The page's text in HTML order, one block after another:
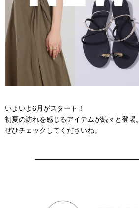
いよいよ6月がスタート！
初夏の訪れを感じるアイテムが続々と登場。
ぜひチェックしてくださいね。